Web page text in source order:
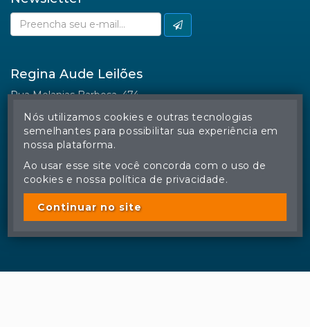
Facebook
© Regina Aude Leilões - Todos os direitos reservados
A cópia ou reprodução não autorizada do conteúdo deste site
poderá acarretar em penas previstas em lei.
Nós utilizamos cookies e outras tecnologias
semelhantes para possibilitar sua experiência em
nossa plataforma.
Ao usar esse site você concorda com o uso de
cookies e nossa política de privacidade.
Continuar no site